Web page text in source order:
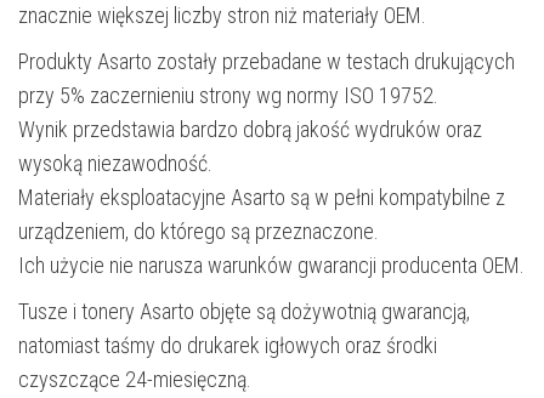
znacznie większej liczby stron niż materiały OEM.
Produkty Asarto zostały przebadane w testach drukujących
przy 5% zaczernieniu strony wg normy ISO 19752.
Wynik przedstawia bardzo dobrą jakość wydruków oraz
wysoką niezawodność.
Materiały eksploatacyjne Asarto są w pełni kompatybilne z
urządzeniem, do którego są przeznaczone.
Ich użycie nie narusza warunków gwarancji producenta OEM.
Tusze i tonery Asarto objęte są dożywotnią gwarancją,
natomiast taśmy do drukarek igłowych oraz środki
czyszczące 24-miesięczną.